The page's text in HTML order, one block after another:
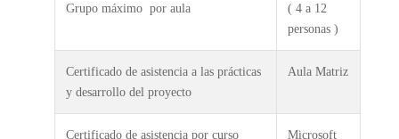
Grupo máximo por aula
( 4 a 12
personas )
Certificado de asistencia a las prácticas
y desarrollo del proyecto
Aula Matriz
Certificado de asistencia por curso Microsoft